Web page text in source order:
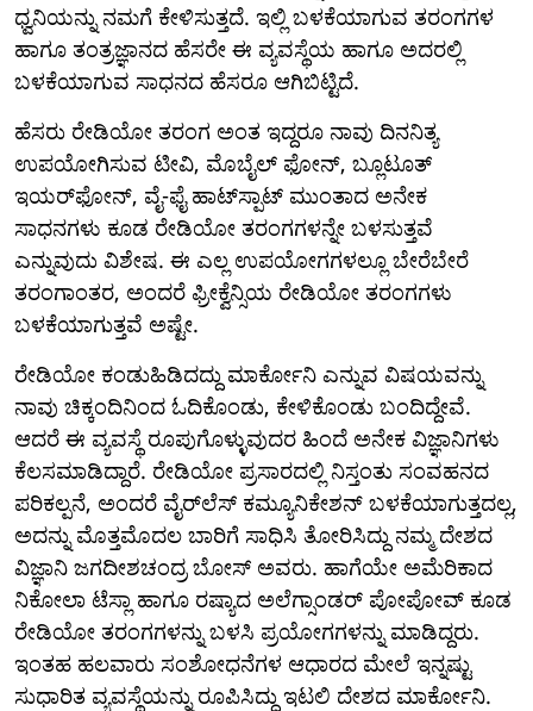
ಧ್ವನಿಯನ್ನು ನಮಗೆ ಕೇಳಿಸುತ್ತದೆ. ಇಲ್ಲಿ ಬಳಕೆಯಾಗುವ ತರಂಗಗಳ
ಹಾಗೂ ತಂತ್ರಜ್ಞಾನದ ಹೆಸರೇ ಈ ವ್ಯವಸ್ಥೆಯ ಹಾಗೂ ಅದರಲ್ಲಿ
ಬಳಕೆಯಾಗುವ ಸಾಧನದ ಹೆಸರೂ ಆಗಿಬಿಟ್ಟಿದೆ.
ಹೆಸರು ರೇಡಿಯೋ ತರಂಗ ಅಂತ ಇದ್ದರೂ ನಾವು ದಿನನಿತ್ಯ
ಉಪಯೋಗಿಸುವ ಟೀವಿ, ಮೊಬೈಲ್ ಫೋನ್, ಬ್ಲೂಟೂತ್
ಇಯರ್‌ಫೋನ್, ವೈ-ಫೈ ಹಾಟ್‌ಸ್ಪಾಟ್ ಮುಂತಾದ ಅನೇಕ
ಸಾಧನಗಳು ಕೂಡ ರೇಡಿಯೋ ತರಂಗಗಳನ್ನೇ ಬಳಸುತ್ತವೆ
ಎನ್ನುವುದು ವಿಶೇಷ. ಈ ಎಲ್ಲ ಉಪಯೋಗಗಳಲ್ಲೂ ಬೇರೆಬೇರೆ
ತರಂಗಾಂತರ, ಅಂದರೆ ಫ್ರೀಕ್ವೆನ್ಸಿಯ ರೇಡಿಯೋ ತರಂಗಗಳು
ಬಳಕೆಯಾಗುತ್ತವೆ ಅಷ್ಟೇ.
ರೇಡಿಯೋ ಕಂಡುಹಿಡಿದದ್ದು ಮಾರ್ಕೋನಿ ಎನ್ನುವ ವಿಷಯವನ್ನು
ನಾವು ಚಿಕ್ಕಂದಿನಿಂದ ಓದಿಕೊಂಡು, ಕೇಳಿಕೊಂಡು ಬಂದಿದ್ದೇವೆ.
ಆದರೆ ಈ ವ್ಯವಸ್ಥೆ ರೂಪುಗೊಳ್ಳುವುದರ ಹಿಂದೆ ಅನೇಕ ವಿಜ್ಞಾನಿಗಳು
ಕೆಲಸಮಾಡಿದ್ದಾರೆ. ರೇಡಿಯೋ ಪ್ರಸಾರದಲ್ಲಿ ನಿಸ್ತಂತು ಸಂವಹನದ
ಪರಿಕಲ್ಪನೆ, ಅಂದರೆ ವೈರ್‌ಲೆಸ್ ಕಮ್ಯೂನಿಕೇಶನ್‌ ಬಳಕೆಯಾಗುತ್ತದಲ್ಲ,
ಅದನ್ನು ಮೊತ್ತಮೊದಲ ಬಾರಿಗೆ ಸಾಧಿಸಿ ತೋರಿಸಿದ್ದು ನಮ್ಮ ದೇಶದ
ವಿಜ್ಞಾನಿ ಜಗದೀಶಚಂದ್ರ ಬೋಸ್ ಅವರು. ಹಾಗೆಯೇ ಅಮೆರಿಕಾದ
ನಿಕೋಲಾ ಟೆಸ್ಲಾ ಹಾಗೂ ರಷ್ಯಾದ ಅಲೆಗ್ಸಾಂಡರ್ ಪೋಪೋವ್ ಕೂಡ
ರೇಡಿಯೋ ತರಂಗಗಳನ್ನು ಬಳಸಿ ಪ್ರಯೋಗಗಳನ್ನು ಮಾಡಿದ್ದರು.
ಇಂತಹ ಹಲವಾರು ಸಂಶೋಧನೆಗಳ ಆಧಾರದ ಮೇಲೆ ಇನ್ನಷ್ಟು
ಸುಧಾರಿತ ವ್ಯವಸ್ಥೆಯನ್ನು ರೂಪಿಸಿದ್ದು ಇಟಲಿ ದೇಶದ ಮಾರ್ಕೋನಿ.